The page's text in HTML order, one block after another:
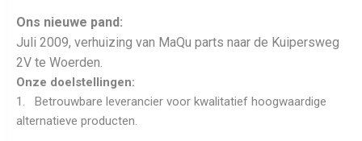
Ons nieuwe pand:
Juli 2009, verhuizing van MaQu parts naar de Kuipersweg
2V te Woerden.
Onze doelstellingen:
1. Betrouwbare leverancier voor kwalitatief hoogwaardige
alternatieve producten.